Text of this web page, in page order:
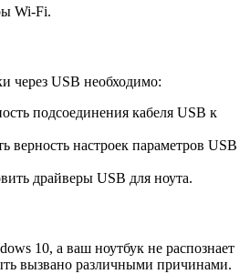
Wi-Fi.
через USB необходимо:
подсоединения кабеля USB к
верность настроек параметров USB
драйверы USB для ноута.
10, а ваш ноутбук не распознает
вызвано различными причинами.